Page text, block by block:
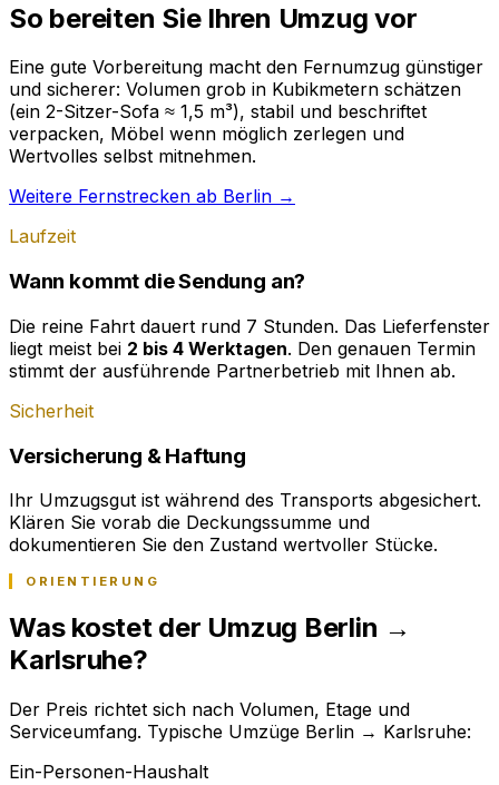
So bereiten Sie Ihren Umzug vor
Eine gute Vorbereitung macht den Fernumzug günstiger
und sicherer: Volumen grob in Kubikmetern schätzen
(ein 2-Sitzer-Sofa ≈ 1,5 m³), stabil und beschriftet
verpacken, Möbel wenn möglich zerlegen und
Wertvolles selbst mitnehmen.
Weitere Fernstrecken ab Berlin →
Laufzeit
Wann kommt die Sendung an?
Die reine Fahrt dauert rund 7 Stunden. Das Lieferfenster
liegt meist bei 2 bis 4 Werktagen. Den genauen Termin
stimmt der ausführende Partnerbetrieb mit Ihnen ab.
Sicherheit
Versicherung & Haftung
Ihr Umzugsgut ist während des Transports abgesichert.
Klären Sie vorab die Deckungssumme und
dokumentieren Sie den Zustand wertvoller Stücke.
ORIENTIERUNG
Was kostet der Umzug Berlin →
Karlsruhe?
Der Preis richtet sich nach Volumen, Etage und
Serviceumfang. Typische Umzüge Berlin → Karlsruhe:
Ein-Personen-Haushalt